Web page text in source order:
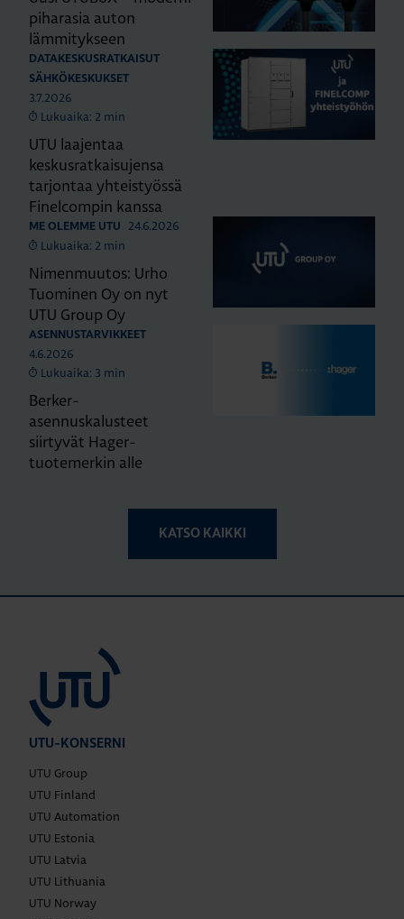
piharasia auton
lämmitykseen
DATAKESKUSRATKAISUT
SÄHKÖKESKUKSET
3.7.2026
Lukuaika: 2 min
UTU laajentaa
keskusratkaisujensa
tarjontaa yhteistyössä
Finelcompin kanssa
ME OLEMME UTU
24.6.2026
Lukuaika: 2 min
Nimenmuutos: Urho
Tuominen Oy on nyt
UTU Group Oy
ASENNUSTARVIKKEET
4.6.2026
Lukuaika: 3 min
Berker-
asennuskalusteet
siirtyvät Hager-
tuotemerkin alle
KATSO KAIKKI
UTU-KONSERNI
UTU Group
UTU Finland
UTU Automation
UTU Estonia
UTU Latvia
UTU Lithuania
UTU Norway